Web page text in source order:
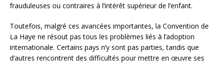
frauduleuses ou contraires à l’intérêt supérieur de l’enfant.
Toutefois, malgré ces avancées importantes, la Convention de
La Haye ne résout pas tous les problèmes liés à l’adoption
internationale. Certains pays n’y sont pas parties, tandis que
d’autres rencontrent des difficultés pour mettre en œuvre ses